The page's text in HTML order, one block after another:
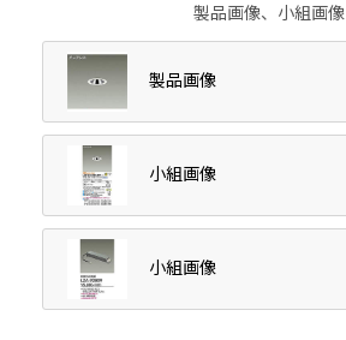
製品画像、小組画像
製品画像
小組画像
小組画像